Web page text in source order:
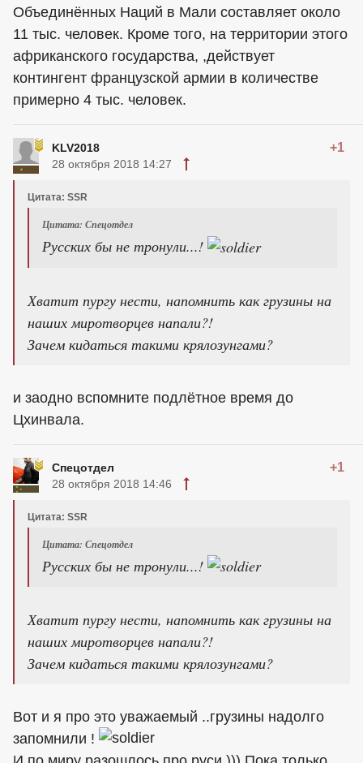
Объединённых Наций в Мали составляет около
11 тыс. человек. Кроме того, на территории этого
африканского государства, ,действует
контингент французской армии в количестве
примерно 4 тыс. человек.
KLV2018 +1
28 октября 2018 14:27
Цитата: SSR
Цитата: Спецотдел
Русских бы не тронули...!
Хватит пургу нести, напомнить как грузины на
наших миротворцев напали?!
Зачем кидаться такими крялозунгами?
и заодно вспомните подлётное время до
Цхинвала.
Спецотдел +1
28 октября 2018 14:46
Цитата: SSR
Цитата: Спецотдел
Русских бы не тронули...!
Хватит пургу нести, напомнить как грузины на
наших миротворцев напали?!
Зачем кидаться такими крялозунгами?
Вот и я про это уважаемый ..грузины надолго
запомнили !